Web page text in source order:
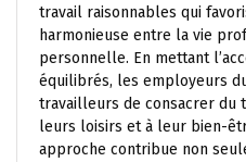
travail raisonnables qui
harmonieuse entre la vie
personnelle. En mettant
équilibrés, les employeurs
travailleurs de consacrer du
leurs loisirs et à leur bien-
approche contribue non